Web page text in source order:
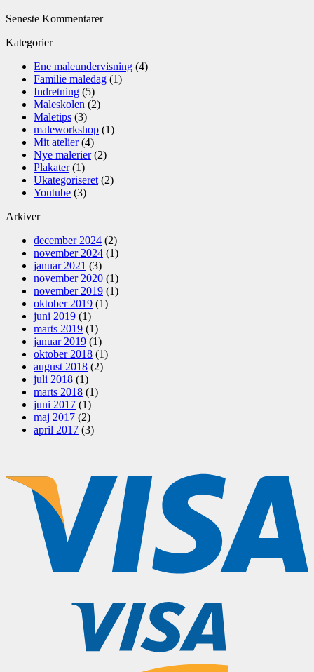
Seneste Kommentarer
Kategorier
Ene maleundervisning (4)
Familie maledag (1)
Indretning (5)
Maleskolen (2)
Maletips (3)
maleworkshop (1)
Mit atelier(4)
Nye malerier(2)
Plakater(1)
Ukategoriseret (2)
Youtube (3)
Arkiver
december 2024 (2)
november 2024 (1)
januar 2021 (3)
november 2020 (1)
november 2019 (1)
oktober 2019 (1)
juni 2019 (1)
marts 2019 (1)
januar 2019 (1)
oktober 2018 (1)
august 2018 (2)
juli 2018 (1)
marts 2018 (1)
juni 2017 (1)
maj 2017 (2)
april 2017 (3)